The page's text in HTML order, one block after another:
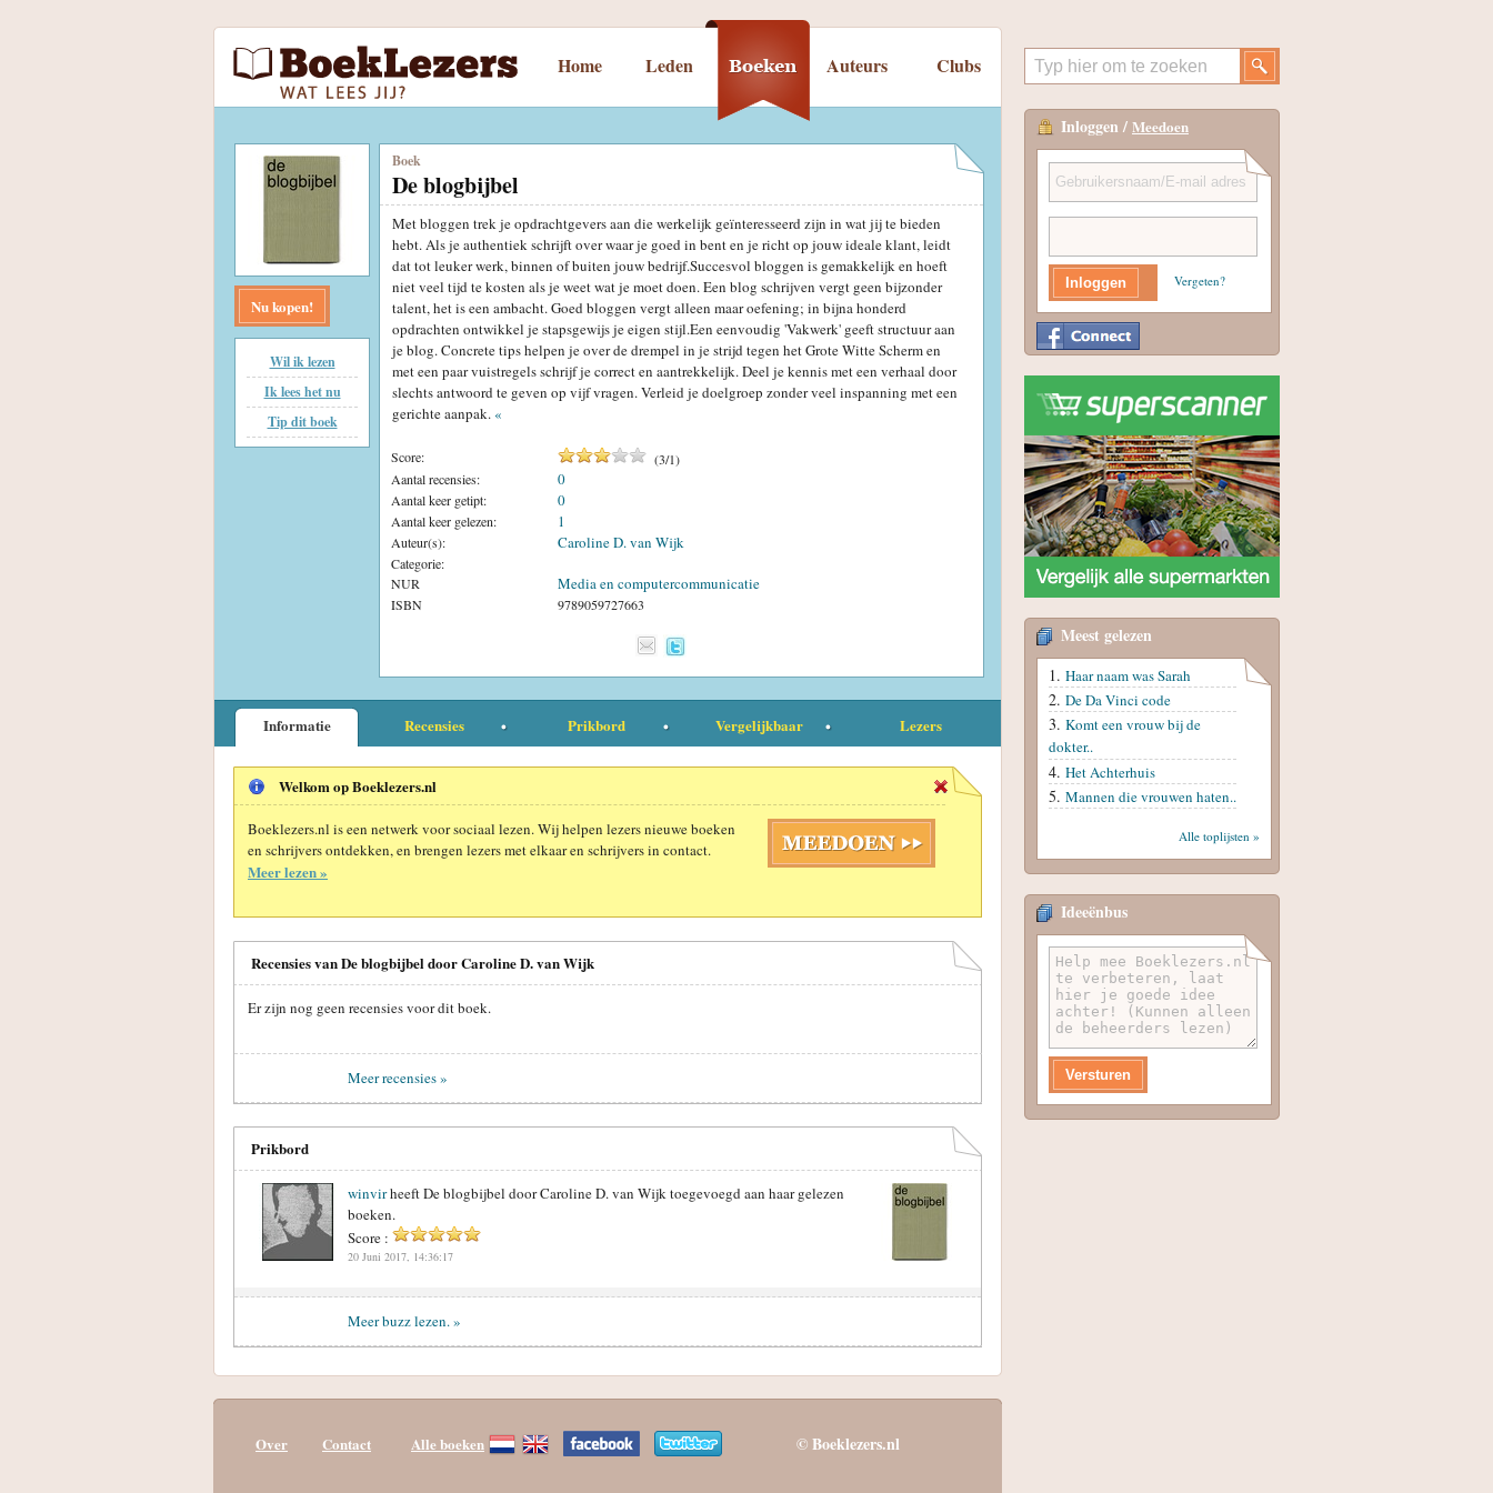
Home Leden Auteurs Clubs
Nu kopen!
Wil ik lezen
Ik lees het nu
Tip dit boek
Boek
De blogbijbel
Met bloggen trek je opdrachtgevers aan die werkelijk geïnteresseerd zijn in wat jij te bieden
hebt. Als je authentiek schrijft over waar je goed in bent en je richt op jouw ideale klant, leidt
dat tot leuker werk, binnen of buiten jouw bedrijf.Succesvol bloggen is gemakkelijk en hoeft
niet veel tijd te kosten als je weet wat je moet doen. Een blog schrijven vergt geen bijzonder
talent, het is een ambacht. Goed bloggen vergt alleen maar oefening; in bijna honderd
opdrachten ontwikkel je stapsgewijs je eigen stijl.Een eenvoudig 'Vakwerk' geeft structuur aan
je blog. Concrete tips helpen je over de drempel in je strijd tegen het Grote Witte Scherm en
met een paar vuistregels schrijf je correct en aantrekkelijk. Deel je kennis met een verhaal door
slechts antwoord te geven op vijf vragen. Verleid je doelgroep zonder veel inspanning met een
gerichte aanpak. «
Score: (3/1)
Aantal recensies:
0
Aantal keer getipt: 0
Aantal keer gelezen: 1
Auteur(s): Caroline D. van Wijk
Categorie:
NUR
Media en computercommunicatie
ISBN 9789059727663
Informatie Recensies Prikbord Vergelijkbaar Lezers
Welkom op Boeklezers.nl
Boeklezers.nl is een netwerk voor sociaal lezen. Wij helpen lezers nieuwe boeken
en schrijvers ontdekken, en brengen lezers met elkaar en schrijvers in contact.
Meer lezen »
Recensies van De blogbijbel door Caroline D. van Wijk
Er zijn nog geen recensies voor dit boek.
Meer recensies »
Prikbord
winvirheeft De blogbijbel door Caroline D. van Wijk toegevoegd aan haar gelezen
boeken.
Score :
20 Juni 2017, 14:36:17
Meer buzz lezen. »
Inloggen / Meedoen
Vergeten?
Meest gelezen
Haar naam was Sarah
De Da Vinci code
Komt een vrouw bij de
dokter..
Het Achterhuis
Mannen die vrouwen haten..
Alle toplijsten »
Ideeënbus
Over Contact Alle boeken © Boeklezers.nl